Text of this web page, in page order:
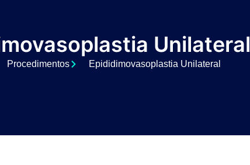
Unilateral
Procedimentos Epididimovasoplastia Unilateral